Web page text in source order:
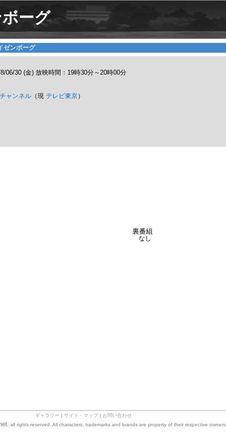
ーグ
ンボーグ
06/30 (金) 放映時間：19時30分～20時00分
ャンネル（現 テレビ東京）
裏番組
なし
ギャラリー | サイト・マップ | お問い合わせ
, all rights reserved. All characters, trademarks and brands are property of their respective owners.